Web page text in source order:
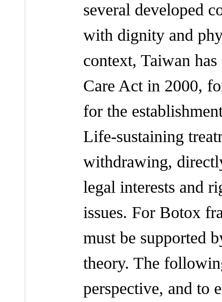
several developed
with dignity and
context, Taiwan
Care Act in 2000,
for the
Life-sustaining
withdrawing,
legal interests and
issues. For Botox
must be supported
theory. The
perspective, and to